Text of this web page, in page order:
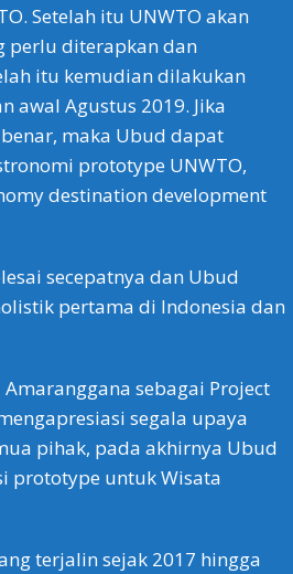
Setelah itu UNWTO akan
perlu diterapkan dan
itu kemudian dilakukan
awal Agustus 2019. Jika
maka Ubud dapat
prototype UNWTO,
destination development
secepatnya dan Ubud
pertama di Indonesia dan
sebagai Project
segala upaya
pihak, pada akhirnya Ubud
prototype untuk Wisata
terjalin sejak 2017 hingga